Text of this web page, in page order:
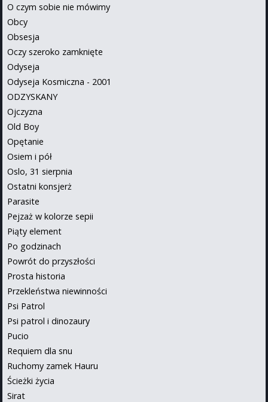
O czym sobie nie mówimy
Obcy
Obsesja
Oczy szeroko zamknięte
Odyseja
Odyseja Kosmiczna - 2001
ODZYSKANY
Ojczyzna
Old Boy
Opętanie
Osiem i pół
Oslo, 31 sierpnia
Ostatni konsjerż
Parasite
Pejzaż w kolorze sepii
Piąty element
Po godzinach
Powrót do przyszłości
Prosta historia
Przekleństwa niewinności
Psi Patrol
Psi patrol i dinozaury
Pucio
Requiem dla snu
Ruchomy zamek Hauru
Ścieżki życia
Sirat